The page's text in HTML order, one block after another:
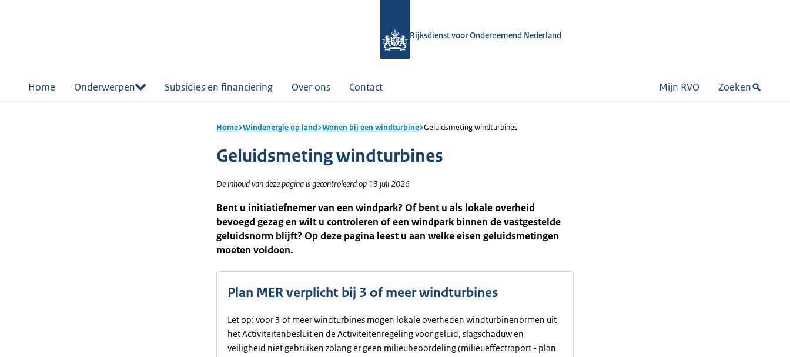
Rijksdienst voor Ondernemend Nederland
Home Onderwerpen Subsidies en financiering Over ons Contact Mijn RVO Zoeken
Home Windenergie op land Wonen bij een windturbine Geluidsmeting windturbines
Geluidsmeting windturbines
De inhoud van deze pagina is gecontroleerd op 13 juli 2026
Bent u initiatiefnemer van een windpark? Of bent u als lokale overheid
bevoegd gezag en wilt u controleren of een windpark binnen de vastgestelde
geluidsnorm blijft? Op deze pagina leest u aan welke eisen geluidsmetingen
moeten voldoen.
Plan MER verplicht bij 3 of meer windturbines
Let op: voor 3 of meer windturbines mogen lokale overheden windturbinenormen uit
het Activiteitenbesluit en de Activiteitenregeling voor geluid, slagschaduw en
veiligheid niet gebruiken zolang er geen milieubeoordeling (milieueffectraport - plan